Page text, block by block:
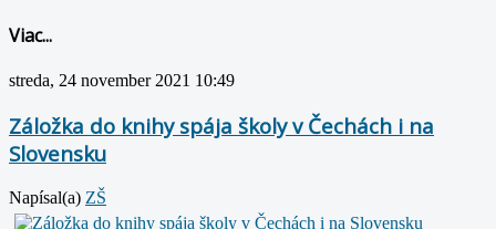
Viac...
streda, 24 november 2021 10:49
Záložka do knihy spája školy v Čechách i na
Slovensku
Napísal(a) ZŠ